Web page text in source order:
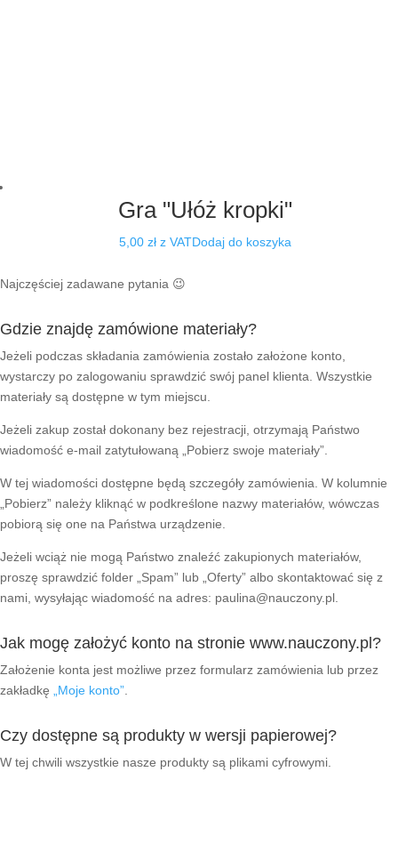
Gra "Ułóż kropki"
5,00 zł z VATDodaj do koszyka
Najczęściej zadawane pytania 😉
Gdzie znajdę zamówione materiały?
Jeżeli podczas składania zamówienia zostało założone konto,
wystarczy po zalogowaniu sprawdzić swój panel klienta. Wszystkie
materiały są dostępne w tym miejscu.
Jeżeli zakup został dokonany bez rejestracji, otrzymają Państwo
wiadomość e-mail zatytułowaną „Pobierz swoje materiały”.
W tej wiadomości dostępne będą szczegóły zamówienia. W kolumnie
„Pobierz” należy kliknąć w podkreślone nazwy materiałów, wówczas
pobiorą się one na Państwa urządzenie.
Jeżeli wciąż nie mogą Państwo znaleźć zakupionych materiałów,
proszę sprawdzić folder „Spam” lub „Oferty” albo skontaktować się z
nami, wysyłając wiadomość na adres: paulina@nauczony.pl.
Jak mogę założyć konto na stronie www.nauczony.pl?
Założenie konta jest możliwe przez formularz zamówienia lub przez
zakładkę
„Moje konto”
Czy dostępne są produkty w wersji papierowej?
W tej chwili wszystkie nasze produkty są plikami cyfrowymi.